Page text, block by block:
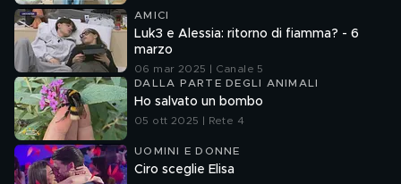
AMICI
Luk3 e Alessia: ritorno di fiamma? - 6
marzo
06 mar 2025 | Canale 5
DALLA PARTE DEGLI ANIMALI
Ho salvato un bombo
05 ott 2025 | Rete 4
UOMINI E DONNE
Ciro sceglie Elisa